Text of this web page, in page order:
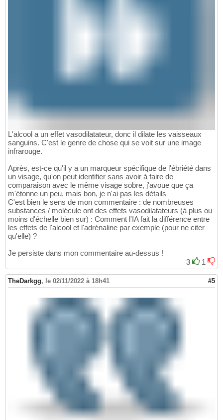
L'alcool a un effet vasodilatateur, donc il dilate les vaisseaux
sanguins. C'est le genre de chose qui se voit sur une image
infrarouge.
Après, est-ce qu'il y a un marqueur spécifique de l'ébriété dans
un visage, qu'on peut identifier sans avoir à faire de
comparaison avec le même visage sobre, j'avoue que ça
m'étonne un peu, mais bon, je n'ai pas les détails
C'est bien le sens de mon commentaire : de nombreuses
substances / molécule ont des effets vasodilatateurs (à plus ou
moins d'échelle bien sur) : Comment l'IA fait la différence entre
les effets de l'alcool et l'adrénaline par exemple (pour ne citer
qu'elle) ?
Je persiste dans mon commentaire au-dessus !
3
1
TheDarkgg, le 02/11/2022 à 18h41 #5